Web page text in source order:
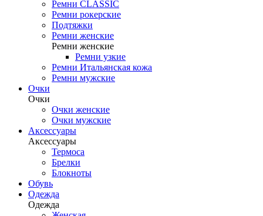
Ремни CLASSIC
Ремни рокерские
Подтяжки
Ремни женские
Ремни женские
Ремни узкие
Ремни Итальянская кожа
Ремни мужские
Очки
Очки
Очки женские
Очки мужские
Аксессуары
Аксессуары
Термоса
Брелки
Блокноты
Обувь
Одежда
Одежда